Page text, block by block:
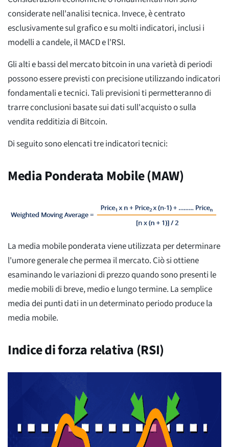
considerate nell'analisi tecnica. Invece, è centrato
esclusivamente sul grafico e su molti indicatori, inclusi i
modelli a candele, il MACD e l'RSI.
Gli alti e bassi del mercato bitcoin in una varietà di periodi
possono essere previsti con precisione utilizzando indicatori
fondamentali e tecnici. Tali previsioni ti permetteranno di
trarre conclusioni basate sui dati sull'acquisto o sulla
vendita redditizia di Bitcoin.
Di seguito sono elencati tre indicatori tecnici:
Media Ponderata Mobile (MAW)
La media mobile ponderata viene utilizzata per determinare
l'umore generale che permea il mercato. Ciò si ottiene
esaminando le variazioni di prezzo quando sono presenti le
medie mobili di breve, medio e lungo termine. La semplice
media dei punti dati in un determinato periodo produce la
media mobile.
Indice di forza relativa (RSI)